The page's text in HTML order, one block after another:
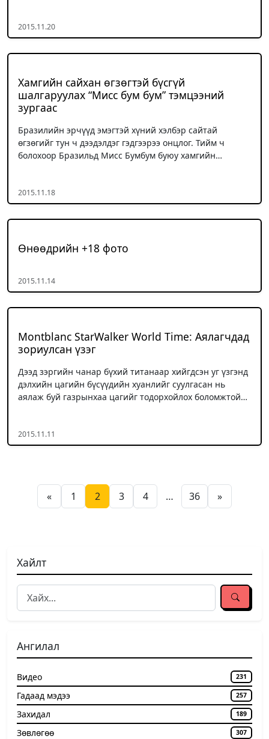
2015.11.20
Хамгийн сайхан өгзөгтэй бүсгүй
шалгаруулах “Мисс бум бум” тэмцээний
зургаас
Бразилийн эрчүүд эмэгтэй хүний хэлбэр сайтай
өгзөгийг тун ч дээдэлдэг гэдгээрээ онцлог. Тийм ч
болохоор Бразильд Мисс Бумбум буюу хамгийн…
2015.11.18
Өнөөдрийн +18 фото
2015.11.14
Montblanc StarWalker World Time: Aялагчдад
зориулсан үзэг
Дээд зэргийн чанар бүхий титанаар хийгдсэн уг үзгэнд
дэлхийн цагийн бүсүүдийн хуанлийг суулгасан нь
аялаж буй газрынхаа цагийг тодорхойлох боломжтой…
2015.11.11
« 1 2 3 4 … 36 »
Хайлт
Ангилал
Видео 231
Гадаад мэдээ 257
Захидал 189
Зөвлөгөө 307